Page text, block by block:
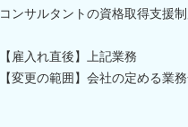
コンサルタントの資格取得支援
【雇入れ直後】上記業務
【変更の範囲】会社の定める業